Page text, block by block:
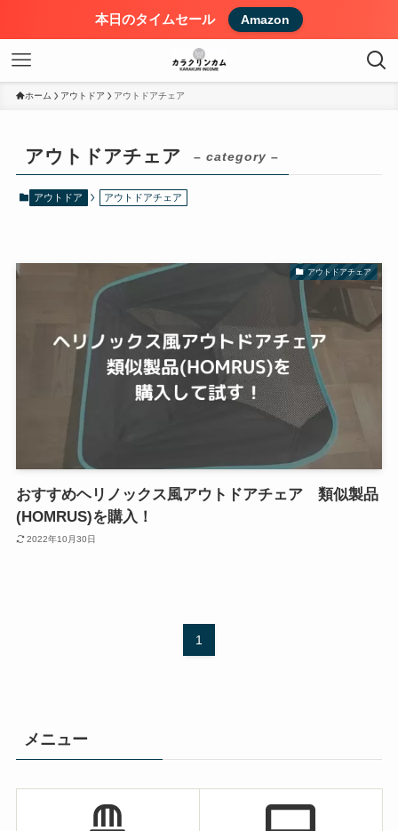
本日のタイムセール Amazon
ホーム アウトドア アウトドアチェア
アウトドアチェア – category –
アウトドア アウトドアチェア
アウトドアチェア
おすすめヘリノックス風アウトドアチェア 類似製品
(HOMRUS)を購入！
2022年10月30日
1
メニュー